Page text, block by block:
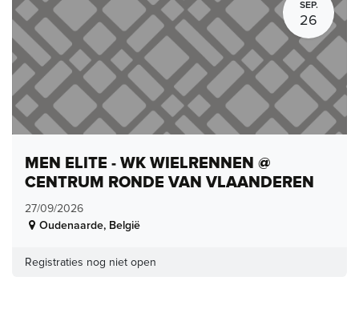
SEP.
26
MEN ELITE - WK WIELRENNEN @
CENTRUM RONDE VAN VLAANDEREN
27/09/2026
Oudenaarde, België
Registraties nog niet open